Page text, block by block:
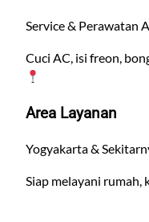
Service & Perawatan
Cuci AC, isi freon,
Area Layanan
Yogyakarta &
Siap melayani rumah,